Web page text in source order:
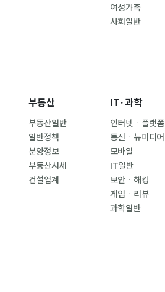
여성가족
사회일반
부동산
부동산일반
일반정책
분양정보
부동산시세
건설업계
IT·과학
인터넷ㆍ플랫폼
통신ㆍ뉴미디어
모바일
IT일반
보안ㆍ해킹
게임ㆍ리뷰
과학일반